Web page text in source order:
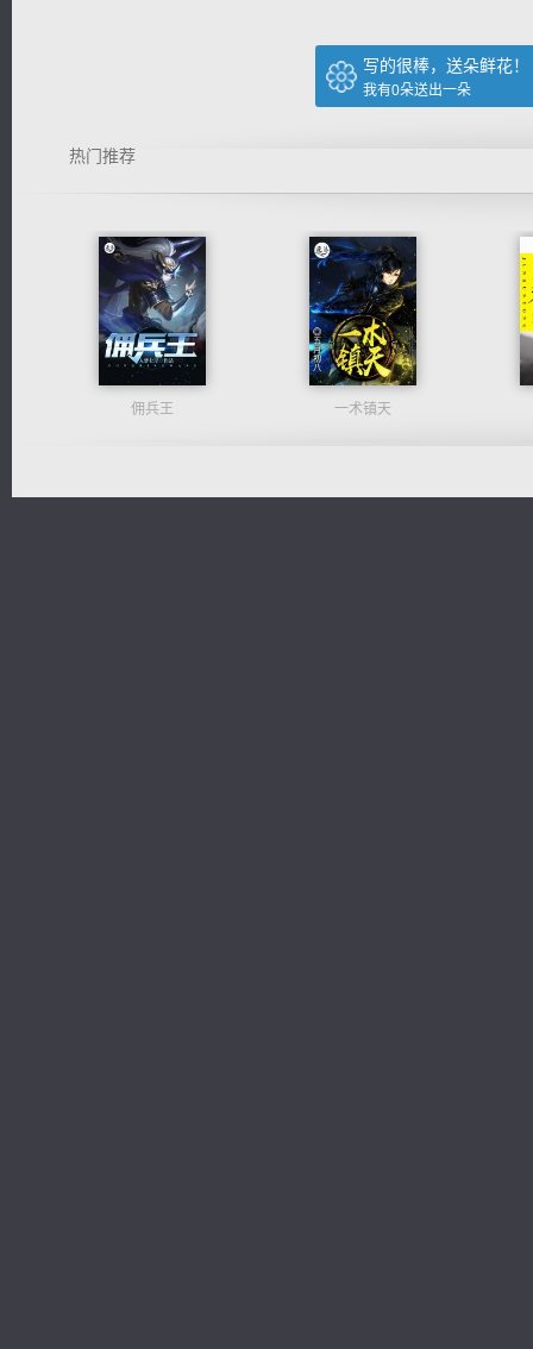
写的很棒，送朵鲜花！
我有0朵送出一朵
热门推荐
佣兵王 一术镇天